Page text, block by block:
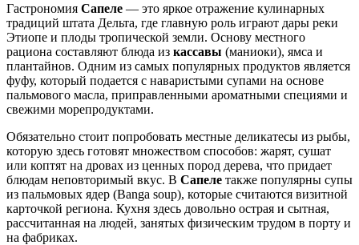
Гастрономия Сапеле — это яркое отражение кулинарных
традиций штата Дельта, где главную роль играют дары реки
Этиопе и плоды тропической земли. Основу местного
рациона составляют блюда из кассавы (маниоки), ямса и
плантайнов. Одним из самых популярных продуктов является
фуфу, который подается с наваристыми супами на основе
пальмового масла, приправленными ароматными специями и
свежими морепродуктами.
Обязательно стоит попробовать местные деликатесы из рыбы,
которую здесь готовят множеством способов: жарят, сушат
или коптят на дровах из ценных пород дерева, что придает
блюдам неповторимый вкус. В Сапеле также популярны супы
из пальмовых ядер (Banga soup), которые считаются визитной
карточкой региона. Кухня здесь довольно острая и сытная,
рассчитанная на людей, занятых физическим трудом в порту и
на фабриках.